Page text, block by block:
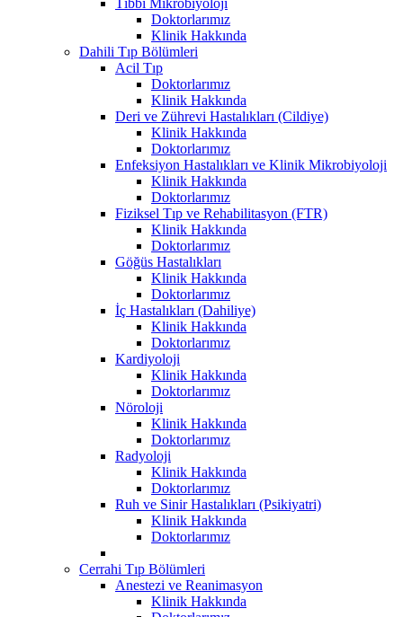
Doktorlarımız
Klinik Hakkında
Dahili Tıp Bölümleri
Acil Tıp
Doktorlarımız
Klinik Hakkında
Deri ve Zührevi Hastalıkları (Cildiye)
Klinik Hakkında
Doktorlarımız
Enfeksiyon Hastalıkları ve Klinik Mikrobiyoloji
Klinik Hakkında
Doktorlarımız
Fiziksel Tıp ve Rehabilitasyon (FTR)
Klinik Hakkında
Doktorlarımız
Göğüs Hastalıkları
Klinik Hakkında
Doktorlarımız
İç Hastalıkları (Dahiliye)
Klinik Hakkında
Doktorlarımız
Kardiyoloji
Klinik Hakkında
Doktorlarımız
Nöroloji
Klinik Hakkında
Doktorlarımız
Radyoloji
Klinik Hakkında
Doktorlarımız
Ruh ve Sinir Hastalıkları (Psikiyatri)
Klinik Hakkında
Doktorlarımız
Cerrahi Tıp Bölümleri
Anestezi ve Reanimasyon
Klinik Hakkında